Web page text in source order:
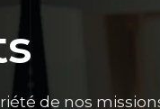
de nos